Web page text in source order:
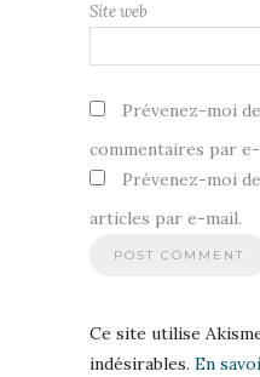
Site web
Prévenez-moi
commentaires par
Prévenez-moi
articles par e-mail.
Ce site utilise
indésirables. En